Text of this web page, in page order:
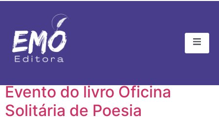
Tag:evento de livro
Evento do livro Oficina
Solitária de Poesia